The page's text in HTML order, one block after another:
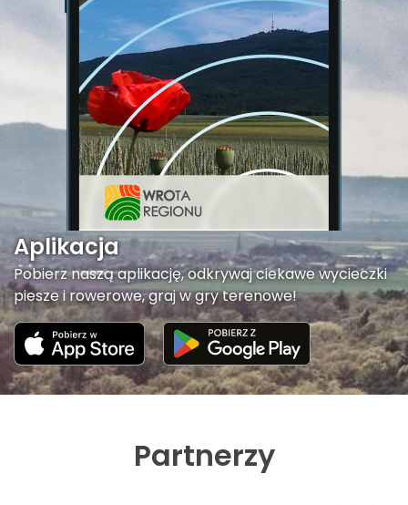
Aplikacja
Pobierz naszą aplikację, odkrywaj ciekawe wycieczki
piesze i rowerowe, graj w gry terenowe!
Partnerzy